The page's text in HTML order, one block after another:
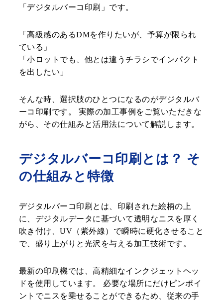
「デジタルバーコ印刷」です。
「高級感のあるDMを作りたいが、予算が限られ
ている」
「小ロットでも、他とは違うチラシでインパクト
を出したい」
そんな時、選択肢のひとつになるのがデジタルバ
ーコ印刷です。 実際の加工事例をご覧いただきな
がら、その仕組みと活用法について解説します。
デジタルバーコ印刷とは？ そ
の仕組みと特徴
デジタルバーコ印刷とは、印刷された絵柄の上
に、デジタルデータに基づいて透明なニスを厚く
吹き付け、UV（紫外線）で瞬時に硬化させること
で、盛り上がりと光沢を与える加工技術です。
最新の印刷機では、高精細なインクジェットヘッ
ドを使用しています。 必要な場所にだけピンポイ
ントでニスを乗せることができるため、従来の手